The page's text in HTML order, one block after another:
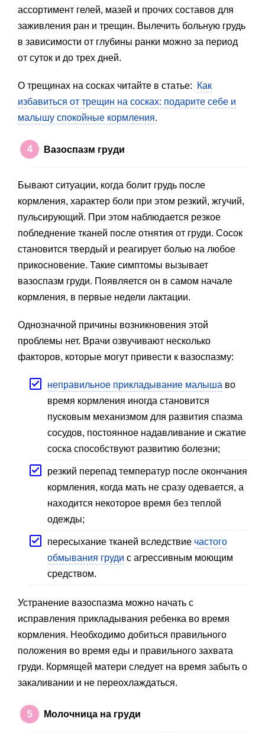
ассортимент гелей, мазей и прочих составов для
заживления ран и трещин. Вылечить больную грудь
в зависимости от глубины ранки можно за период
от суток и до трех дней.
О трещинах на сосках читайте в статье:
Как
избавиться от трещин на сосках: подарите себе и
малышу спокойные кормления.
Вазоспазм груди
Бывают ситуации, когда болит грудь после
кормления, характер боли при этом резкий, жгучий,
пульсирующий. При этом наблюдается резкое
побледнение тканей после отнятия от груди. Сосок
становится твердый и реагирует болью на любое
прикосновение. Такие симптомы вызывает
вазоспазм груди. Появляется он в самом начале
кормления, в первые недели лактации.
Однозначной причины возникновения этой
проблемы нет. Врачи озвучивают несколько
факторов, которые могут привести к вазоспазму:
неправильное прикладывание малыша во
время кормления иногда становится
пусковым механизмом для развития спазма
сосудов, постоянное надавливание и сжатие
соска способствуют развитию болезни;
резкий перепад температур после окончания
кормления, когда мать не сразу одевается, а
находится некоторое время без теплой
одежды;
пересыхание тканей вследствие частого
обмывания груди с агрессивным моющим
средством.
Устранение вазоспазма можно начать с
исправления прикладывания ребенка во время
кормления. Необходимо добиться правильного
положения во время еды и правильного захвата
груди. Кормящей матери следует на время забыть о
закаливании и не переохлаждаться.
Молочница на груди